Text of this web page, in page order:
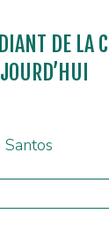
DE LA